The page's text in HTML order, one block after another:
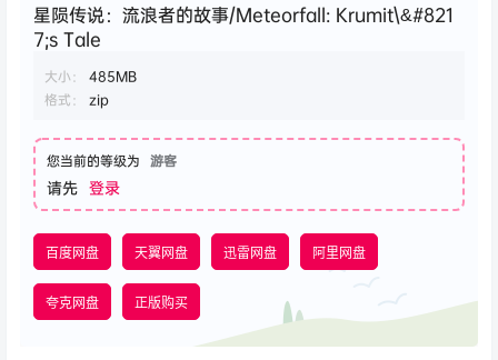
星陨传说：流浪者的故事/Meteorfall: Krumit\&#821
7;s Tale
大小：
485MB
格式：
zip
您当前的等级为 游客
请先 登录
百度网盘 天翼网盘 迅雷网盘 阿里网盘
夸克网盘 正版购买